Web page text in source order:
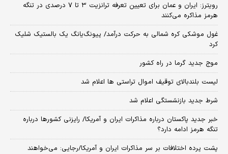
رویترز: ایران و عمان برای تعیین تعرفه ترانزیت ۳ تا ۷ درصدی در تنگه
هرمز مذاکره می‌کنند
غول موشکی کره شمالی به حرکت درآمد/ پیونگ‌یانگ یک بالستیک شلیک
کرد
موج جدید گرما در راه کشور
لیست بلندبالای توقیف اموال تراستی ها اعلام شد
شرط جدید بازنشستگی اعلام شد
خبر جدید پاکستان درباره مذاکرات ایران و آمریکا/ رایزنی کشورها درباره
تنگه هرمز ادامه دارد؟
پشت پرده اختلافات بر سر مذاکرات ایران و آمریکا/رجایی: می‌خواهند